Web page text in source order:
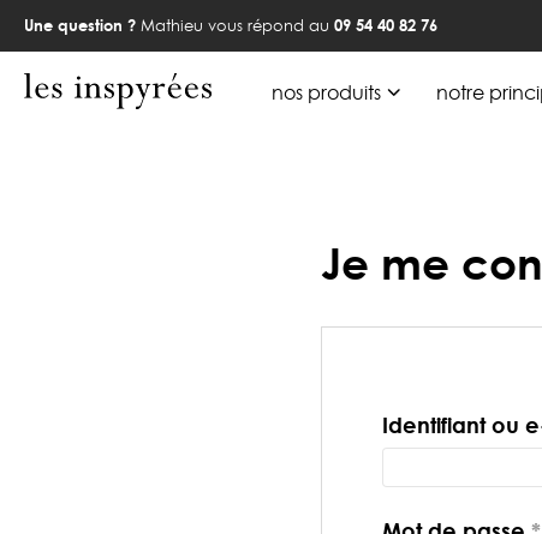
Une question ? Mathieu vous répond au 09 54 40 82 76
nos produits notre
Je me
Identifiant ou